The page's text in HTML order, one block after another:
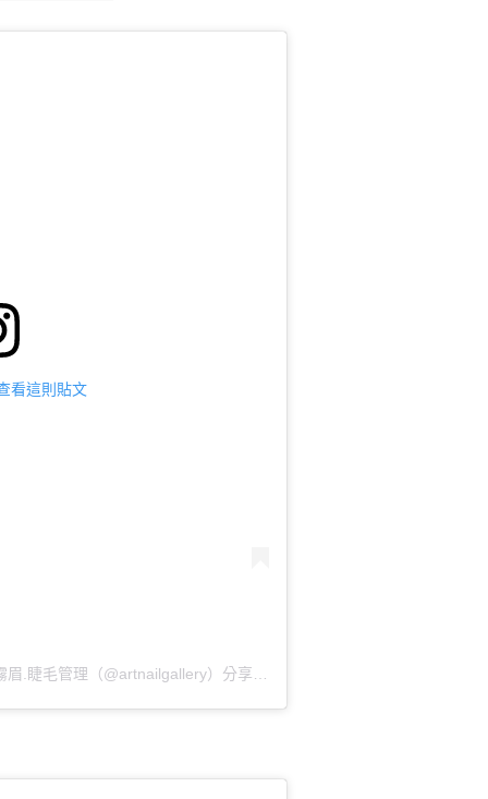
看這則貼文
文藝美學藝廊｜教學.美甲.美甲團購.美睫.霧眉.睫毛管理（@artnailgallery）分享的貼文